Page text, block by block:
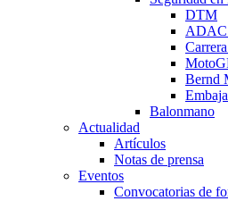
DTM
ADAC
Bernd
Balonmano
Actualidad
Artículos
Notas de prensa
Eventos
Convocatorias de